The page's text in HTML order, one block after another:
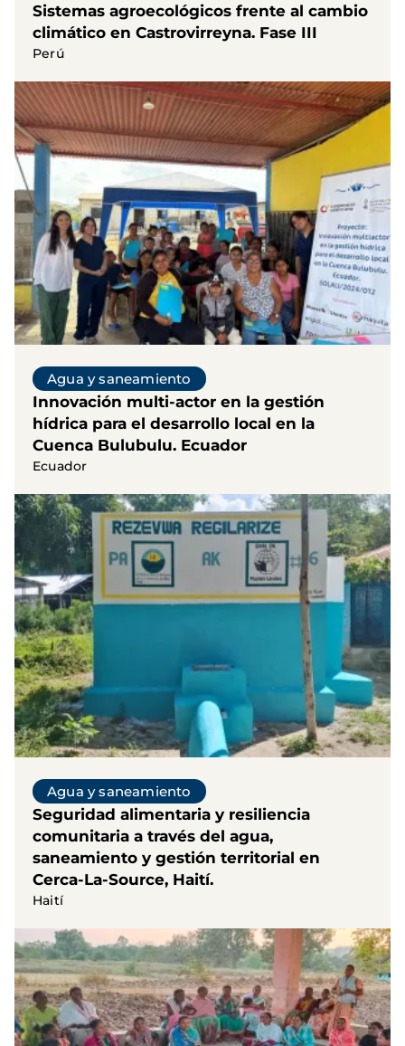
Sistemas agroecológicos frente al cambio
climático en Castrovirreyna. Fase III
Perú
Agua y saneamiento
Innovación multi-actor en la gestión
hídrica para el desarrollo local en la
Cuenca Bulubulu. Ecuador
Ecuador
Agua y saneamiento
Seguridad alimentaria y resiliencia
comunitaria a través del agua,
saneamiento y gestión territorial en
Cerca-La-Source, Haití.
Haití